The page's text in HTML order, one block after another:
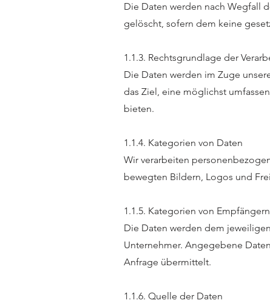
Die Daten werden nach Wegfall
gelöscht, sofern dem keine
1.1.3. Rechtsgrundlage der
Die Daten werden im Zuge
das Ziel, eine möglichst
bieten.
1.1.4. Kategorien von Daten
Wir verarbeiten
bewegten Bildern, Logos und
1.1.5. Kategorien von Empfängern
Die Daten werden dem
Unternehmer. Angegebene
Anfrage übermittelt.
1.1.6. Quelle der Daten